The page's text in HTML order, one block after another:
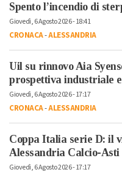
Spento l’incendio di
Giovedì, 6 Agosto 2026 - 18:41
CRONACA-ALESSANDRIA
Uil su rinnovo Aia
prospettiva industriale
Giovedì, 6 Agosto 2026 - 17:17
CRONACA-ALESSANDRIA
Coppa Italia serie D: il
Alessandria Calcio-
Giovedì, 6 Agosto 2026 - 17:17